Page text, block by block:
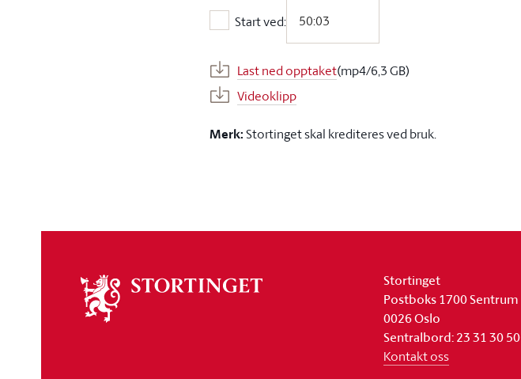
Start ved:
Start ved:
Last ned opptaket(mp4/6,3 GB)
Videoklipp
Merk:Stortinget skal krediteres ved bruk.
stortinget
Stortinget
Postboks 1700 Sentrum
0026 Oslo
Sentralbord: 23 31 30 50
Kontakt oss